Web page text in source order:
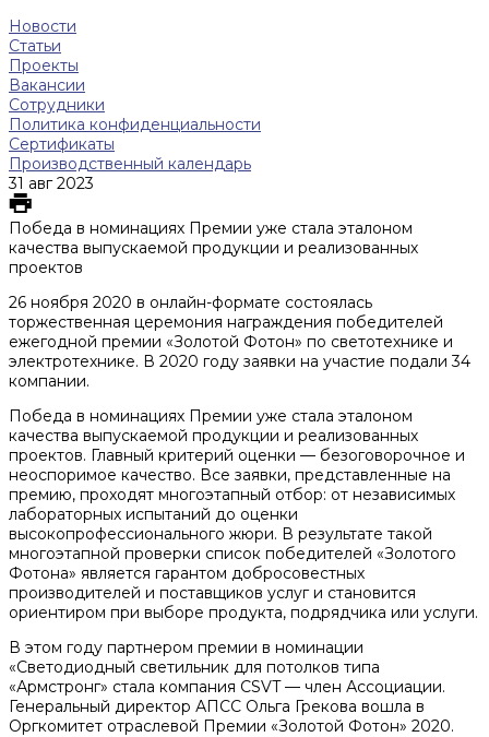
Новости
Статьи
Проекты
Вакансии
Сотрудники
Политика конфиденциальности
Сертификаты
Производственный календарь
31 авг 2023
Победа в номинациях Премии уже стала эталоном
качества выпускаемой продукции и реализованных
проектов
26 ноября 2020 в онлайн-формате состоялась
торжественная церемония награждения победителей
ежегодной премии «Золотой Фотон» по светотехнике и
электротехнике. В 2020 году заявки на участие подали 34
компании.
Победа в номинациях Премии уже стала эталоном
качества выпускаемой продукции и реализованных
проектов. Главный критерий оценки — безоговорочное и
неоспоримое качество. Все заявки, представленные на
премию, проходят многоэтапный отбор: от независимых
лабораторных испытаний до оценки
высокопрофессионального жюри. В результате такой
многоэтапной проверки список победителей «Золотого
Фотона» является гарантом добросовестных
производителей и поставщиков услуг и становится
ориентиром при выборе продукта, подрядчика или услуги.
В этом году партнером премии в номинации
«Светодиодный светильник для потолков типа
«Армстронг» стала компания CSVT — член Ассоциации.
Генеральный директор АПСС Ольга Грекова вошла в
Оргкомитет отраслевой Премии «Золотой Фотон» 2020.